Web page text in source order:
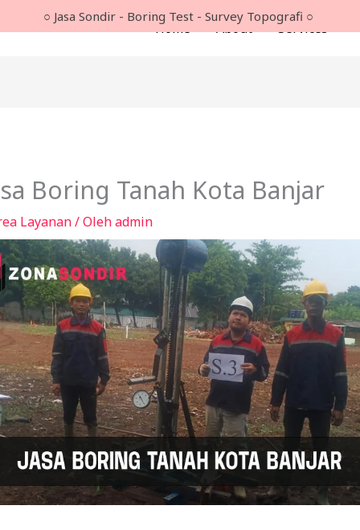
○ Jasa Sondir - Boring Test - Survey Topografi ○
Home About Services
Boring Tanah Kota Banjar
Layanan/ Olehadmin